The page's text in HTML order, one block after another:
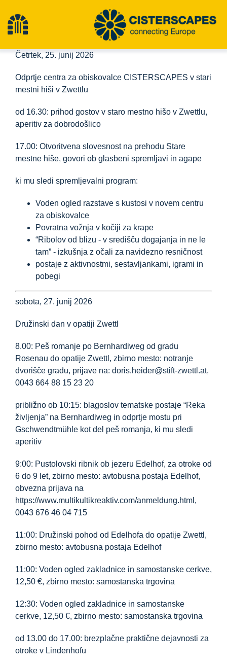
vsebino
Preklopna
navigacija
Pohodništvo
Najnovejše novice
dogodki
Informacijsko središče
Prenosi
Kraj učenja
Enostaven jezik
Slovenščina
Četrtek, 25. junij 2026
Odprtje centra za obiskovalce CISTERSCAPES v stari
mestni hiši v Zwettlu
od 16.30: prihod gostov v staro mestno hišo v Zwettlu,
aperitiv za dobrodošlico
17.00: Otvoritvena slovesnostna prehodu Stare
mestne hiše, govori ob glasbeni spremljavi in agape
ki mu sledi spremljevalni program:
Voden ogled razstave s kustosi v novem centru
za obiskovalce
Povratna vožnja v kočiji za krape
“Ribolov od blizu - v središču dogajanja in ne le
tam” - izkušnja z očali za navidezno resničnost
postaje z aktivnostmi, sestavljankami, igrami in
pobegi
sobota, 27. junij 2026
Družinski dan v opatiji Zwettl
8.00: Peš romanje po Bernhardiweg od gradu
Rosenau do opatije Zwettl, zbirno mesto: notranje
dvorišče gradu, prijave na: doris.heider@stift-zwettl.at,
0043 664 88 15 23 20
približno ob 10:15: blagoslov tematske postaje “Reka
življenja” na Bernhardiweg in odprtje mostu pri
Gschwendtmühle kot del peš romanja, ki mu sledi
aperitiv
9:00: Pustolovski ribnik ob jezeru Edelhof, za otroke od
6 do 9 let, zbirno mesto: avtobusna postaja Edelhof,
obvezna prijava na
https://www.multikultikreaktiv.com/anmeldung.html,
0043 676 46 04 715
11:00: Družinski pohod od Edelhofa do opatije Zwettl,
zbirno mesto: avtobusna postaja Edelhof
11:00: Voden ogled zakladnice in samostanske cerkve,
12,50 €, zbirno mesto: samostanska trgovina
12:30: Voden ogled zakladnice in samostanske
cerkve, 12,50 €, zbirno mesto: samostanska trgovina
od 13.00 do 17.00: brezplačne praktične dejavnosti za
otroke v Lindenhofu